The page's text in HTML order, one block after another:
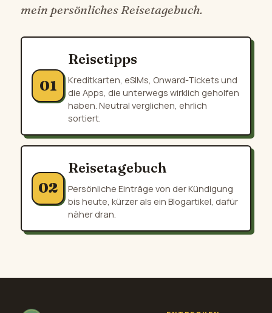
mein persönliches Reisetagebuch.
01
Reisetipps
Kreditkarten, eSIMs, Onward-Tickets und
die Apps, die unterwegs wirklich geholfen
haben. Neutral verglichen, ehrlich
sortiert.
02
Reisetagebuch
Persönliche Einträge von der Kündigung
bis heute, kürzer als ein Blogartikel, dafür
näher dran.